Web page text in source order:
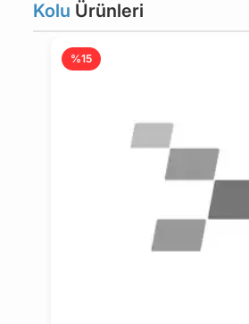
HYUNDAI
DAEWOO
Kolu Ürünleri
%15